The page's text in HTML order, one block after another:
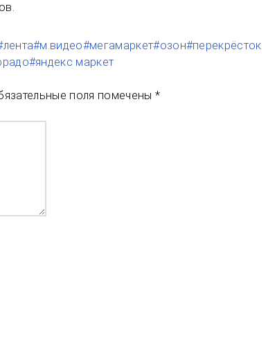
#м.видео#мегамаркет#озон#перекрёсток
#яндекс маркет
поля помечены *